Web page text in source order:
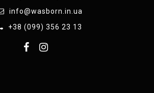
info@wasborn.in.ua
+38 (099) 356 23 13